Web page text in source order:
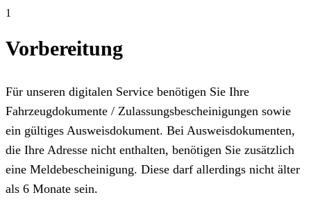
1
Vorbereitung
Für unseren digitalen Service benötigen Sie Ihre
Fahrzeugdokumente / Zulassungsbescheinigungen sowie
ein gültiges Ausweisdokument. Bei Ausweisdokumenten,
die Ihre Adresse nicht enthalten, benötigen Sie zusätzlich
eine Meldebescheinigung. Diese darf allerdings nicht älter
als 6 Monate sein.